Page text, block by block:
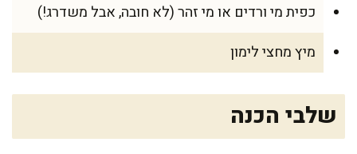
כפית מי ורדים או מי זהר (לא חובה, אבל משדרג!)
מיץ מחצי לימון
שלבי הכנה